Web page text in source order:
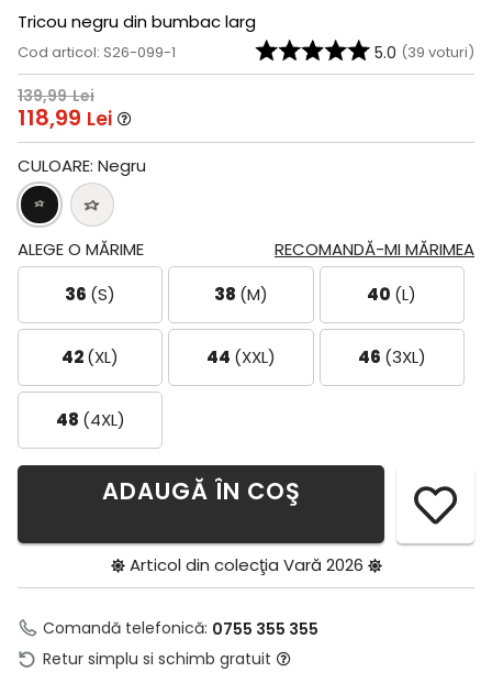
Tricou negru din bumbac larg
Cod articol: S26-099-1 5.0 (39 voturi)
139,99 Lei
118,99 Lei
CULOARE: Negru
RECOMANDĂ-MI MĂRIMEA
ALEGE O MĂRIME
36 (S) 38 (M) 40 (L)
42(XL) 44 (XXL) 46 (3XL)
48 (4XL)
ADAUGĂ ÎN COŞ
Articol din colecţia Vară 2026
Comandă telefonică: 0755 355 355
Retur simplu si schimb gratuit